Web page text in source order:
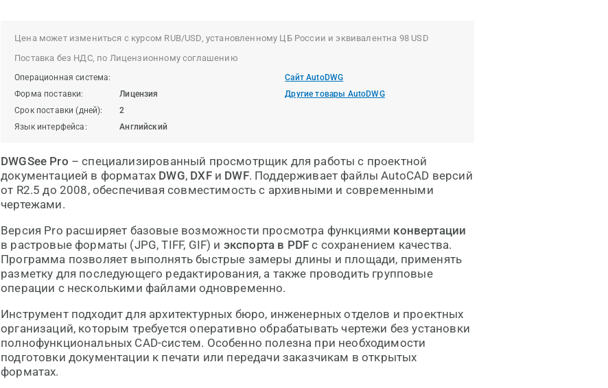
Цена может измениться с курсом RUB/USD, установленному ЦБ России и эквивалентна 98 USD
Поставка без НДС, по Лицензионному соглашению
Операционная система:
Форма поставки:
Лицензия
Срок поставки (дней):
2
Язык интерфейса:
Английский
Сайт AutoDWG
Другие товары AutoDWG
DWGSee Pro – специализированный просмотрщик для работы с проектной
документацией в форматах DWG, DXFи DWF. Поддерживает файлы AutoCAD версий
от R2.5 до 2008, обеспечивая совместимость с архивными и современными
чертежами.
Версия Pro расширяет базовые возможности просмотра функциями конвертации
в растровые форматы (JPG, TIFF, GIF) и экспорта в PDF с сохранением качества.
Программа позволяет выполнять быстрые замеры длины и площади, применять
разметку для последующего редактирования, а также проводить групповые
операции с несколькими файлами одновременно.
Инструмент подходит для архитектурных бюро, инженерных отделов и проектных
организаций, которым требуется оперативно обрабатывать чертежи без установки
полнофункциональных CAD-систем. Особенно полезна при необходимости
подготовки документации к печати или передачи заказчикам в открытых
форматах.